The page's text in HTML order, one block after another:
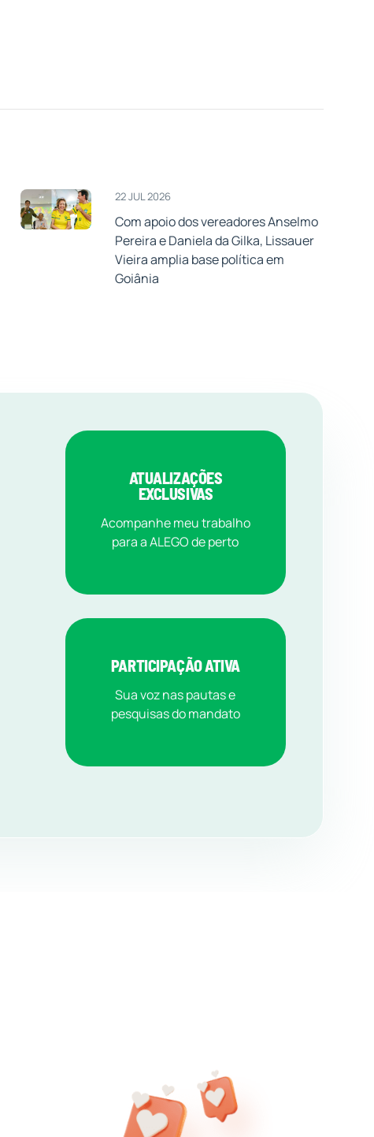
22 JUL 2026
Com apoio dos vereadores Anselmo
Pereira e Daniela da Gilka, Lissauer
Vieira amplia base política em
Goiânia
ATUALIZAÇÕES
EXCLUSIVAS
Acompanhe meu trabalho
para a ALEGO de perto
PARTICIPAÇÃO ATIVA
Sua voz nas pautas e
pesquisas do mandato